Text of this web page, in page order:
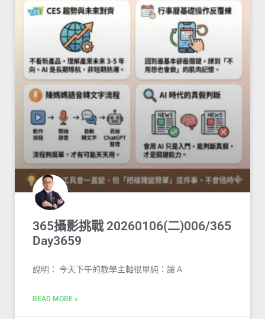
365攝影挑戰 20260106(二)006/365
Day3659
說明： 今天下午的教學主軸很單純：讓 A
READ MORE »